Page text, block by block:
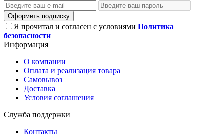
Оформить подписку
Я прочитал и согласен с условиями Политика
безопасности
Информация
О компании
Оплата и реализация товара
Самовывоз
Доставка
Условия соглашения
Служба поддержки
Контакты